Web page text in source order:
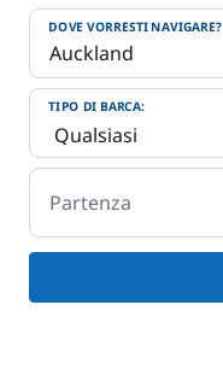
DOVE VORRESTI NAVIGARE?
TIPO DI BARCA:
Partenza